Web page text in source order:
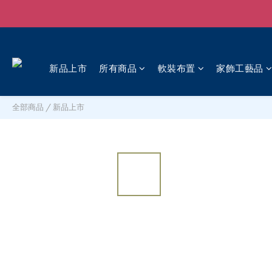
新品上市 所有商品 軟裝布置 家飾工藝品
全部商品 / 新品上市